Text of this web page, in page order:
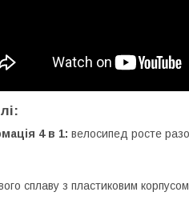
4 в 1: велосипед росте
сплаву з пластиковим